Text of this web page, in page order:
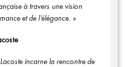
à travers une vision
et de l’élégance. »
incarne la rencontre de